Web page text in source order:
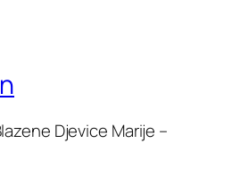
Djevice Marije –